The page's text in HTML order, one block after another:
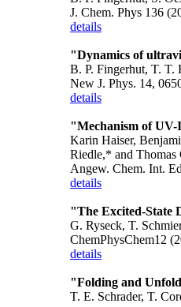
J. Chem. Phys 136
details
"Dynamics of
B. P. Fingerhut, T. T.
New J. Phys. 14,
details
"Mechanism of
Karin Haiser,
Riedle,* and Thomas
Angew. Chem. Int.
details
"The Excited-State
G. Ryseck, T.
ChemPhysChem12
details
"Folding and
T. E. Schrader, T.